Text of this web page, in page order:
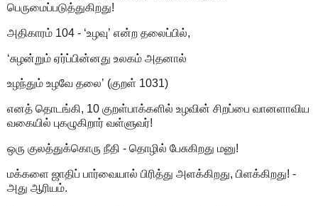
பெருமைப்படுத்துகிறது!
அதிகாரம் 104 - ‘உழவு’ என்ற தலைப்பில்,
‘சுழன்றும் ஏர்ப்பின்னது உலகம் அதனால்
உழந்தும் உழவே தலை’ (குறள் 1031)
எனத் தொடங்கி, 10 குறள்பாக்களில் உழவின் சிறப்பை வானளாவிய
வகையில் புகழுகிறார் வள்ளுவர்!
ஒரு குலத்துக்கொரு நீதி - தொழில் பேசுகிறது மனு!
மக்களை ஜாதிப் பார்வையால் பிரித்து அளக்கிறது, பிளக்கிறது! -
அது ஆரியம்.